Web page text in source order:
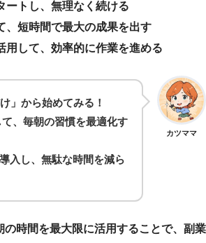
ートし、無理なく続ける
、短時間で最大の成果を出す
用して、効率的に作業を進める
カツママ
」から始めてみる！
、毎朝の習慣を最適化す
入し、無駄な時間を減ら
の時間を最大限に活用することで、副業